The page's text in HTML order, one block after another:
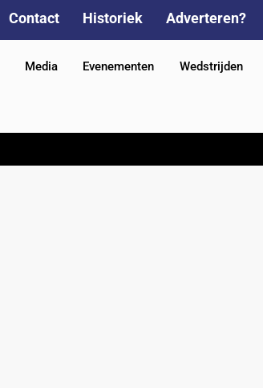
Contact Historiek Adverteren?
Media Evenementen Wedstrijden